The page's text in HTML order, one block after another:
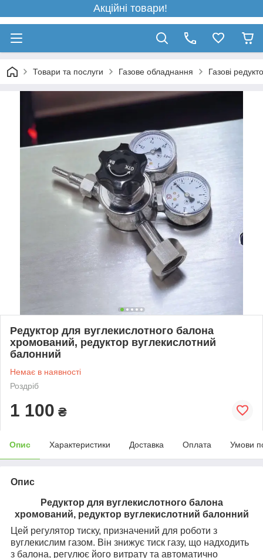
Акційні товари!
Товари та послуги Газове обладнання Газові
Редуктор для вуглекислотного балона
хромований, редуктор вуглекислотний
балонний
Немає в наявності
Роздріб
1 100 ₴
Опис Характеристики Доставка Оплата Умови
Опис
Редуктор для вуглекислотного балона
хромований, редуктор вуглекислотний балонний
Цей регулятор тиску, призначений для роботи з
вуглекислим газом. Він знижує тиск газу, що надходить
з балона, регулює його витрату та автоматично